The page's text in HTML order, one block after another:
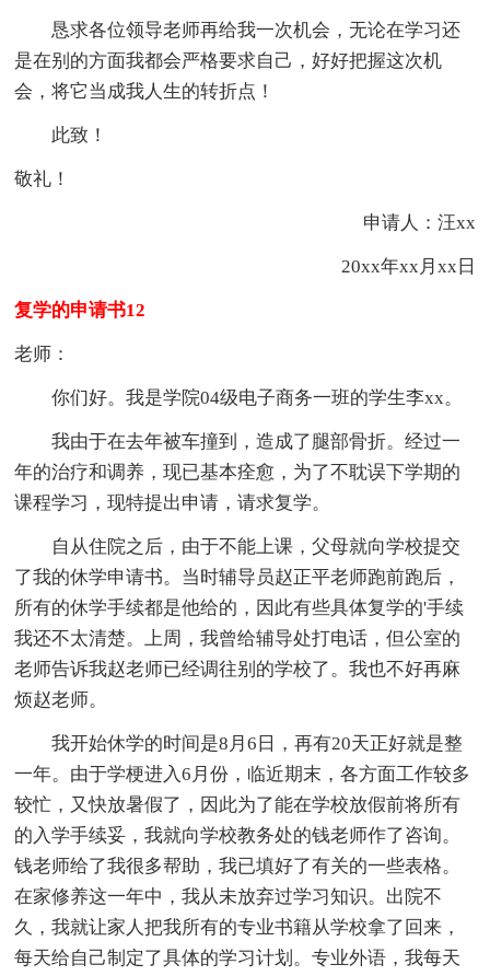
恳求各位领导老师再给我一次机会，无论在学习还
是在别的方面我都会严格要求自己，好好把握这次机
会，将它当成我人生的转折点！
此致！
敬礼！
申请人：汪xx
20xx年xx月xx日
复学的申请书12
老师：
你们好。我是学院04级电子商务一班的学生李xx。
我由于在去年被车撞到，造成了腿部骨折。经过一
年的治疗和调养，现已基本痊愈，为了不耽误下学期的
课程学习，现特提出申请，请求复学。
自从住院之后，由于不能上课，父母就向学校提交
了我的休学申请书。当时辅导员赵正平老师跑前跑后，
所有的休学手续都是他给的，因此有些具体复学的'手续
我还不太清楚。上周，我曾给辅导处打电话，但公室的
老师告诉我赵老师已经调往别的学校了。我也不好再麻
烦赵老师。
我开始休学的时间是8月6日，再有20天正好就是整
一年。由于学梗进入6月份，临近期末，各方面工作较多
较忙，又快放暑假了，因此为了能在学校放假前将所有
的入学手续妥，我就向学校教务处的钱老师作了咨询。
钱老师给了我很多帮助，我已填好了有关的一些表格。
在家修养这一年中，我从未放弃过学习知识。出院不
久，我就让家人把我所有的专业书籍从学校拿了回来，
每天给自己制定了具体的学习计划。专业外语，我每天